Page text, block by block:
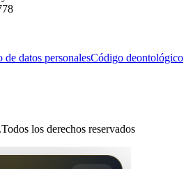
datos personalesCódigo deontológico
los derechos reservados